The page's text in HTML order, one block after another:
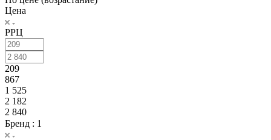
Цена
РРЦ
209
867
1 525
2 182
2 840
Бренд : 1